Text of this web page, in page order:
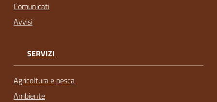
Comunicati
Avvisi
SERVIZI
Agricoltura e pesca
Ambiente